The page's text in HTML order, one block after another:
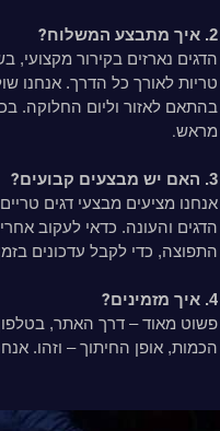
2. איך מתבצע המשלוח ?
הדגים נארזים בקירור מקצועי,
טריות לאורך כל הדרך. אנחנו
בהתאם לאזור וליום החלוקה.
מראש.
3. האם יש מבצעים קבועים ?
אנחנו מציעים מבצעי דגים
הדגים והעונה. כדאי לעקוב
התפוצה, כדי לקבל עדכונים
4. איך מזמינים ?
פשוט מאוד – דרך האתר,
הכמות, אופן החיתוך – וזהו.